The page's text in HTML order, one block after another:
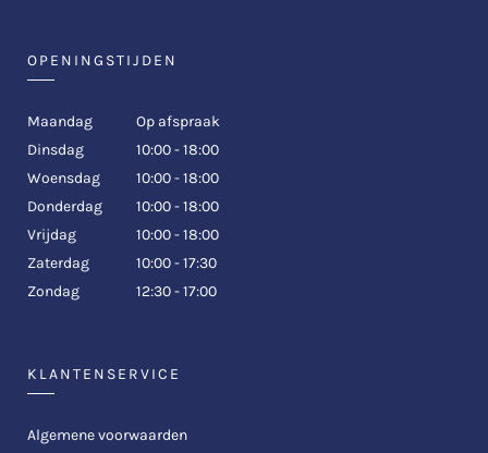
OPENINGSTIJDEN
Maandag
Op afspraak
Dinsdag
10:00 - 18:00
Woensdag
10:00 - 18:00
Donderdag
10:00 - 18:00
Vrijdag
10:00 - 18:00
Zaterdag
10:00 - 17:30
Zondag
12:30 - 17:00
KLANTENSERVICE
Algemene voorwaarden